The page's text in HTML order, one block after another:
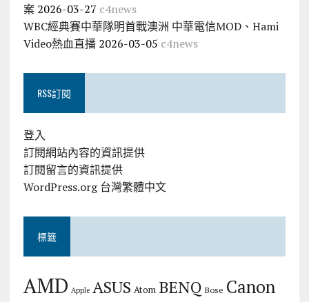
案 2026-03-27 c4news
WBC經典賽中華隊明首戰澳洲 中華電信MOD、Hami
Video熱血直播 2026-03-05 c4news
RSS訂閱
登入
訂閱網站內容的資訊提供
訂閱留言的資訊提供
WordPress.org 台灣繁體中文
標籤
AMD Apple ASUS Atom BENQ Bose Canon